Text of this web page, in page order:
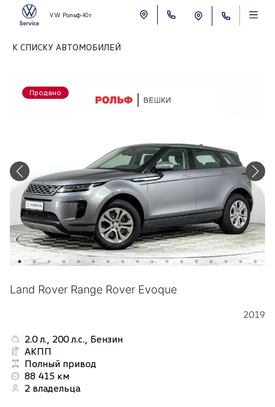
VW Рольф-Юг
К СПИСКУ АВТОМОБИЛЕЙ
Продано
Land Rover Range Rover Evoque
2019
2.0 л., 200 л.с., Бензин
АКПП
Полный привод
88 415 км
2 владельца